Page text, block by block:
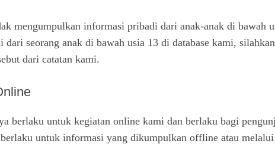
mengumpulkan informasi pribadi dari anak-anak di
seorang anak di bawah usia 13 di database kami,
dari catatan kami.
berlaku untuk kegiatan online kami dan berlaku bagi
untuk informasi yang dikumpulkan offline atau